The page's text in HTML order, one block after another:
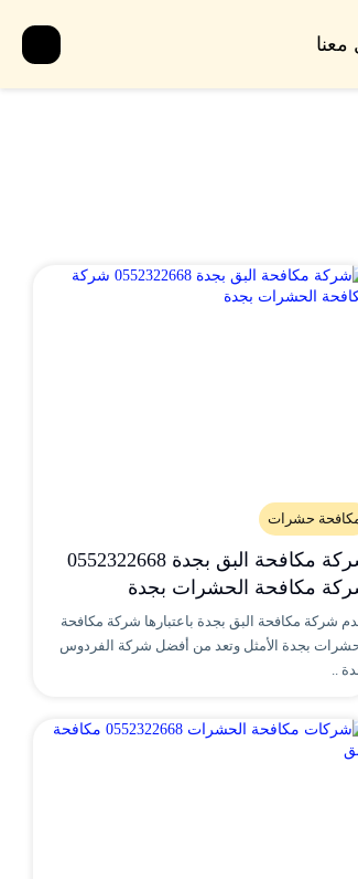
حشرات
شركة مكافحة البق بجدة 0552322668
مكافحة الحشرات بجدة
شركة مكافحة البق بجدة باعتبارها شركة مكافحة
بجدة الأمثل وتعد من أفضل شركة الفردوس
..